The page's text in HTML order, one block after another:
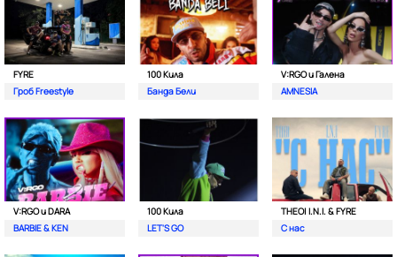
FYRE
Гроб Freestyle
100 Кила
Банда Бели
V:RGO и Галена
AMNESIA
V:RGO и DARA
BARBIE & KEN
100 Кила
LET'S GO
THEO| I.N.I. & FYRE
С нас